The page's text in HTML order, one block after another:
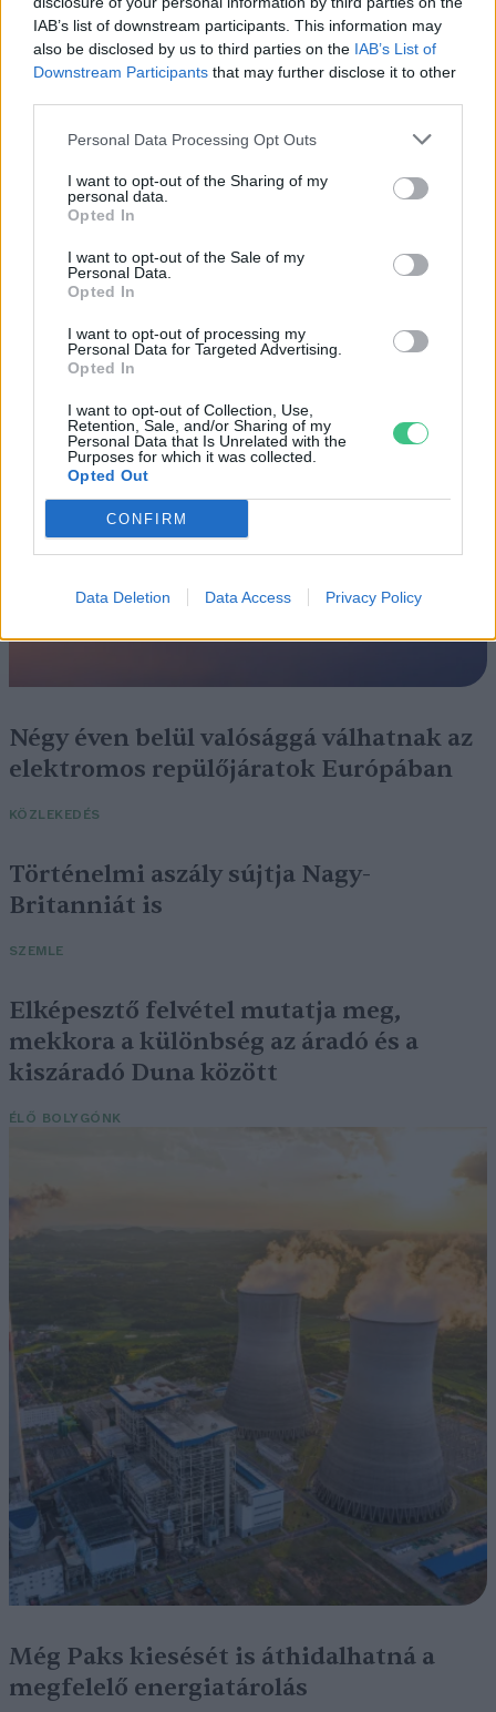
IAB’s list of downstream participants. This information may
also be disclosed by us to third parties on the IAB’s List of
Downstream Participants that may further disclose it to other
Personal Data Processing Opt Outs
I want to opt-out of the Sharing of my
personal data.
Opted In
I want to opt-out of the Sale of my
Personal Data.
Opted In
I want to opt-out of processing my
Personal Data for Targeted Advertising.
Opted In
I want to opt-out of Collection, Use,
Retention, Sale, and/or Sharing of my
Personal Data that Is Unrelated with the
Purposes for which it was collected.
Opted Out
CONFIRM
Data Deletion Data Access Privacy Policy
Magyarország tele van gyönyörű növényekkel, így arborétumokkal
is. A jó idő beköszöntével érdemes minél többet felkeresni.
Születésnapi programokkal várja a
hétvégén a közönséget a 160 éves
ÉLŐ BOLYGÓNK
Szedd magad őszibarack: itt vannak
a legjobb lelőhelyek!
SZEMLE
Négy éven belül valósággá válhatnak az
elektromos repülőjáratok Európában
KÖZLEKEDÉS
Történelmi aszály sújtja Nagy-
Britanniát is
SZEMLE
Elképesztő felvétel mutatja meg,
mekkora a különbség az áradó és a
kiszáradó Duna között
ÉLŐ BOLYGÓNK
Még Paks kiesését is áthidalhatná a
megfelelő energiatárolás